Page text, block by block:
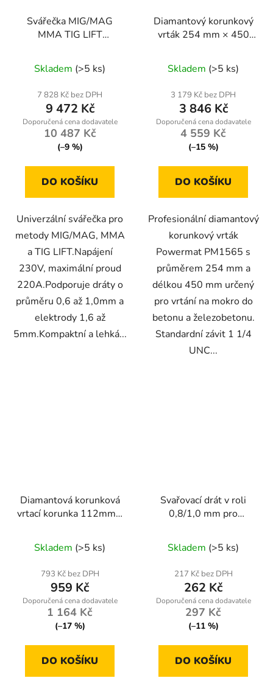
Svářečka MIG/MAG
MMA TIG LIFT
220A
Skladem (>5 ks)
7 828 Kč bez DPH
9 472 Kč
10 487 Kč
(–9 %)
DO KOŠÍKU
Univerzální svářečka pro
metody MIG/MAG, MMA
a TIG LIFT.Napájení
230V, maximální proud
220A.Podporuje dráty o
průměru 0,6 až 1,0mm a
elektrody 1,6 až
5mm.Kompaktní a lehká...
Diamantový korunkový
vrták 254 mm × 450
Powermat PM1565
Skladem (>5 ks)
3 179 Kč bez DPH
3 846 Kč
4 559 Kč
(–15 %)
DO KOŠÍKU
Profesionální diamantový
korunkový vrták
Powermat PM1565 s
průměrem 254 mm a
délkou 450 mm určený
pro vrtání na mokro do
betonu a železobetonu.
Standardní závit 1 1/4
UNC...
Diamantová korunková
vrtací korunka 112mm x
mokro
Skladem (>5 ks)
793 Kč bez DPH
959 Kč
1 164 Kč
(–17 %)
DO KOŠÍKU
Svařovací drát v roli
0,8/1,0 mm pro
Skladem (>5 ks)
217 Kč bez DPH
262 Kč
297 Kč
(–11 %)
DO KOŠÍKU